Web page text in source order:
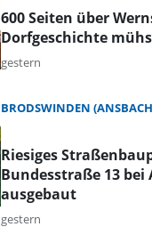
600 Seiten über
Dorfgeschichte
gestern
BRODSWINDEN
Riesiges
Bundesstraße 13 bei
ausgebaut
gestern